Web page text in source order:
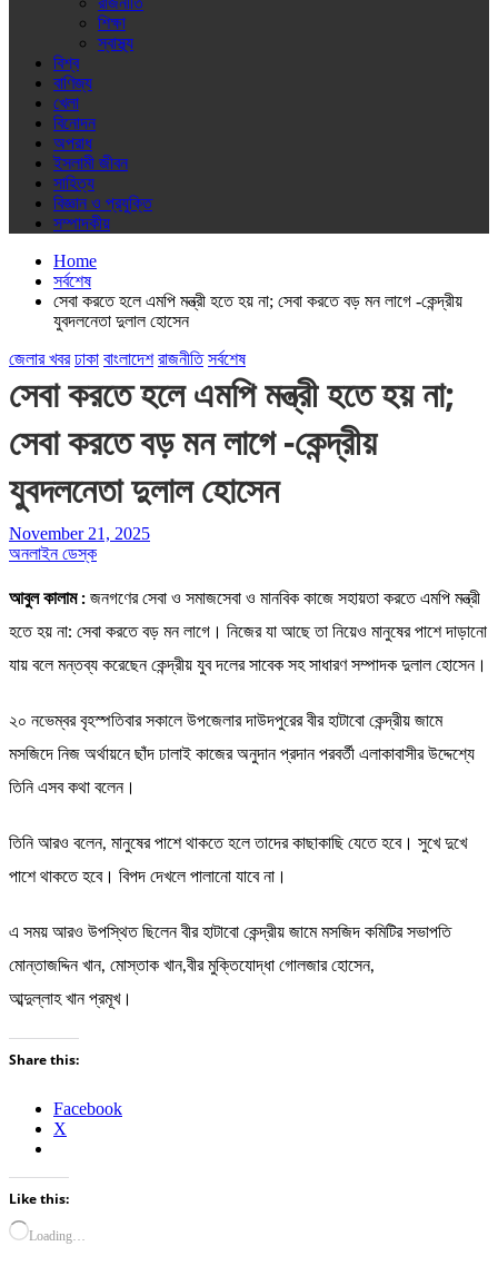
শিক্ষা
স্বাস্থ্য
বিশ্ব
বাণিজ্য
খেলা
বিনোদন
অপরাধ
ইসলামী জীবন
সাহিত্য
বিজ্ঞান ও প্রযুক্তি
সম্পাদকীয়
Home
সর্বশেষ
সেবা করতে হলে এমপি মন্ত্রী হতে হয় না; সেবা করতে বড় মন লাগে -কেন্দ্রীয়
যুবদলনেতা দুলাল হোসেন
জেলার খবর ঢাকা বাংলাদেশ রাজনীতি সর্বশেষ
সেবা করতে হলে এমপি মন্ত্রী হতে হয় না;
সেবা করতে বড় মন লাগে -কেন্দ্রীয়
যুবদলনেতা দুলাল হোসেন
November 21, 2025
অনলাইন ডেস্ক
আবুল কালাম : জনগণের সেবা ও সমাজসেবা ও মানবিক কাজে সহায়তা করতে এমপি মন্ত্রী
হতে হয় না: সেবা করতে বড় মন লাগে। নিজের যা আছে তা নিয়েও মানুষের পাশে দাড়ানো
যায় বলে মন্তব্য করেছেন কেন্দ্রীয় যুব দলের সাবেক সহ সাধারণ সম্পাদক দুলাল হোসেন।
২০ নভেম্বর বৃহস্পতিবার সকালে উপজেলার দাউদপুরের বীর হাটাবো কেন্দ্রীয় জামে
মসজিদে নিজ অর্থায়নে ছাঁদ ঢালাই কাজের অনুদান প্রদান পরবর্তী এলাকাবাসীর উদ্দেশ্যে
তিনি এসব কথা বলেন।
তিনি আরও বলেন, মানুষের পাশে থাকতে হলে তাদের কাছাকাছি যেতে হবে। সুখে দুখে
পাশে থাকতে হবে। বিপদ দেখলে পালানো যাবে না।
এ সময় আরও উপস্থিত ছিলেন বীর হাটাবো কেন্দ্রীয় জামে মসজিদ কমিটির সভাপতি
মোন্তাজদ্দিন খান, মোস্তাক খান,বীর মুক্তিযোদ্ধা গোলজার হোসেন,
আব্দুল্লাহ খান প্রমূখ।
Share this:
Facebook
X
Like this:
Loading…